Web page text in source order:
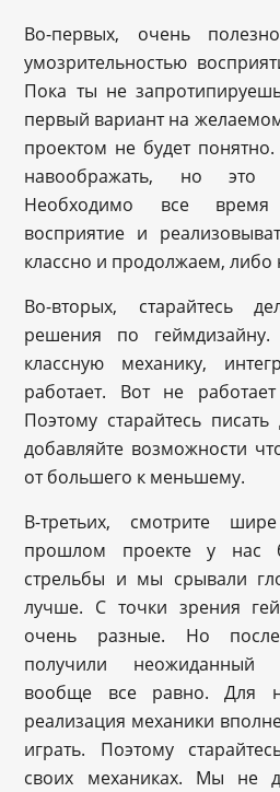
Во-первых, очень
умозрительностью
Пока ты не
первый вариант на
проектом не будет
навоображать, но это
Необходимо все время
восприятие и
классно и продолжаем,
Во-вторых, старайтесь
решения по
классную механику,
работает. Вот не
Поэтому старайтесь
добавляйте возможности
от большего к меньшему.
В-третьих, смотрите
прошлом проекте у нас
стрельбы и мы срывали
лучше. С точки зрения
очень разные. Но
получили неожиданный
вообще все равно. Для
реализация механики
играть. Поэтому
своих механиках. Мы не